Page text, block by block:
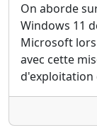
On aborde
Windows 11
Microsoft
avec cette
d'exploitation